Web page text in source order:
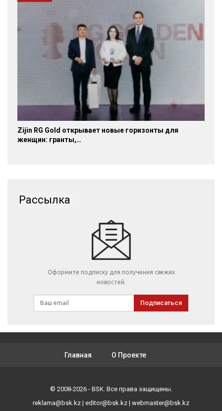
Zijin RG Gold открывает новые горизонты для
женщин: гранты,…
Рассылка
Оформите подписку для получения свежих
новостей.
Подписаться
Главная О Проекте
© 2008-2026 - BSK. Все права защищены.
reklama@bsk.kz | editor@bsk.kz | webmaster@bsk.kz